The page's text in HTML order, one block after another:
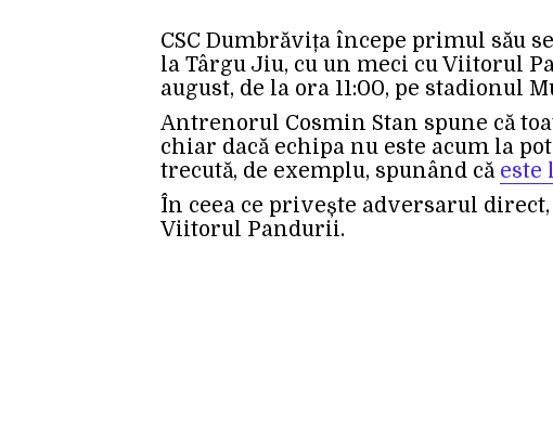
CSC Dumbrăvița începe primul său
la Târgu Jiu, cu un meci cu Viitorul
august, de la ora 11:00, pe stadionul
Antrenorul Cosmin Stan spune că
chiar dacă echipa nu este acum la
trecută, de exemplu, spunând că este
În ceea ce privește adversarul
Viitorul Pandurii.